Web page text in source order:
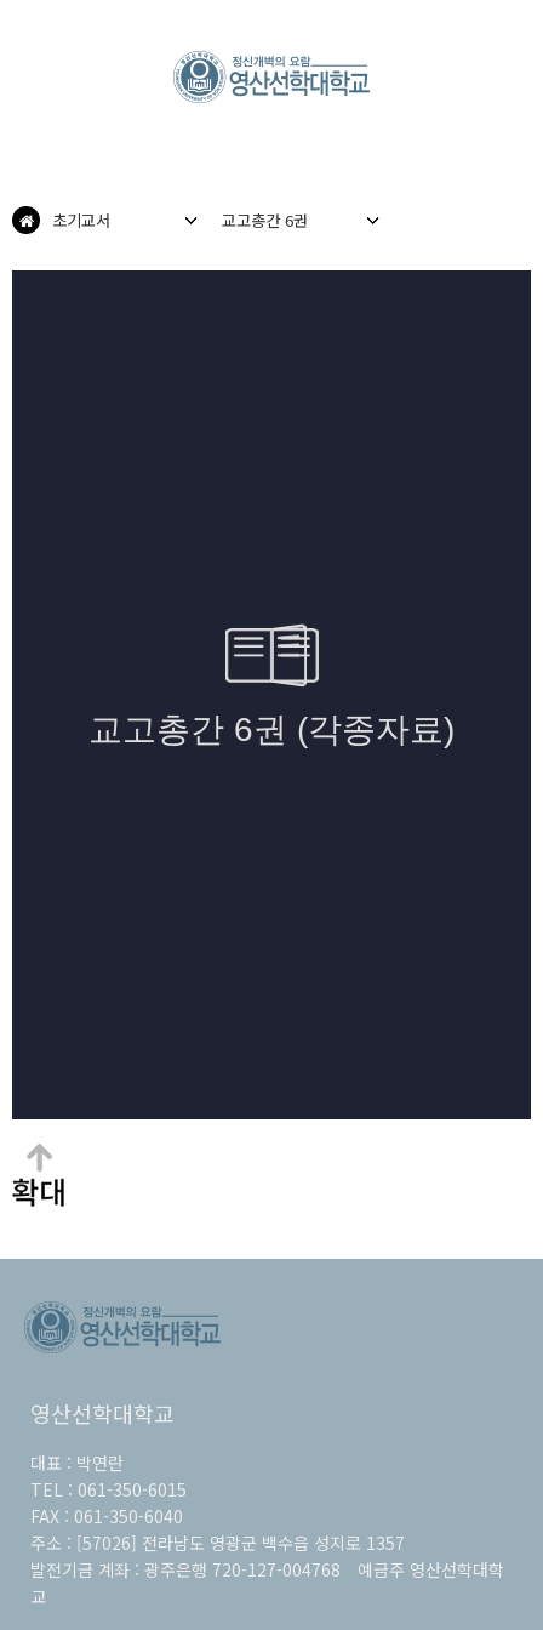
교고총간 6권
초기교서
영산선학대학교
대표 : 박연란
TEL : 061-350-6015
FAX : 061-350-6040
주소 : [57026] 전라남도 영광군 백수읍 성지로 1357
발전기금 계좌 : 광주은행 720-127-004768 예금주 영산선학대학
교